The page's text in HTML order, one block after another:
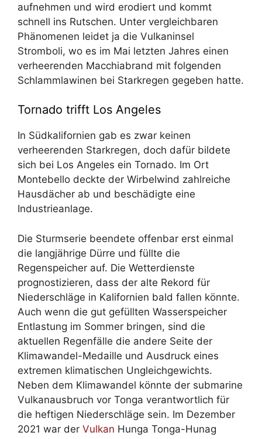
aufnehmen und wird erodiert und kommt
schnell ins Rutschen. Unter vergleichbaren
Phänomenen leidet ja die Vulkaninsel
Stromboli, wo es im Mai letzten Jahres einen
verheerenden Macchiabrand mit folgenden
Schlammlawinen bei Starkregen gegeben hatte.
Tornado trifft Los Angeles
In Südkalifornien gab es zwar keinen
verheerenden Starkregen, doch dafür bildete
sich bei Los Angeles ein Tornado. Im Ort
Montebello deckte der Wirbelwind zahlreiche
Hausdächer ab und beschädigte eine
Industrieanlage.
Die Sturmserie beendete offenbar erst einmal
die langjährige Dürre und füllte die
Regenspeicher auf. Die Wetterdienste
prognostizieren, dass der alte Rekord für
Niederschläge in Kalifornien bald fallen könnte.
Auch wenn die gut gefüllten Wasserspeicher
Entlastung im Sommer bringen, sind die
aktuellen Regenfälle die andere Seite der
Klimawandel-Medaille und Ausdruck eines
extremen klimatischen Ungleichgewichts.
Neben dem Klimawandel könnte der submarine
Vulkanausbruch vor Tonga verantwortlich für
die heftigen Niederschläge sein. Im Dezember
2021 war der Vulkan Hunga Tonga-Hunag